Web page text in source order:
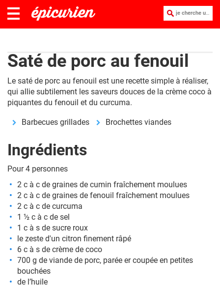
je cherche une recette :
Saté de porc au fenouil
Le saté de porc au fenouil est une recette simple à réaliser,
qui allie subtilement les saveurs douces de la crème coco à
piquantes du fenouil et du curcuma.
Barbecues grillades Brochettes viandes
Ingrédients
Pour 4 personnes
2 c à c de graines de cumin fraîchement moulues
2 c à c de graines de fenouil fraîchement moulues
2 c à c de curcuma
1 ½ c à c de sel
1 c à s de sucre roux
le zeste d'un citron finement râpé
6 c à s de crème de coco
700 g de viande de porc, parée er coupée en petites
bouchées
de l’huile